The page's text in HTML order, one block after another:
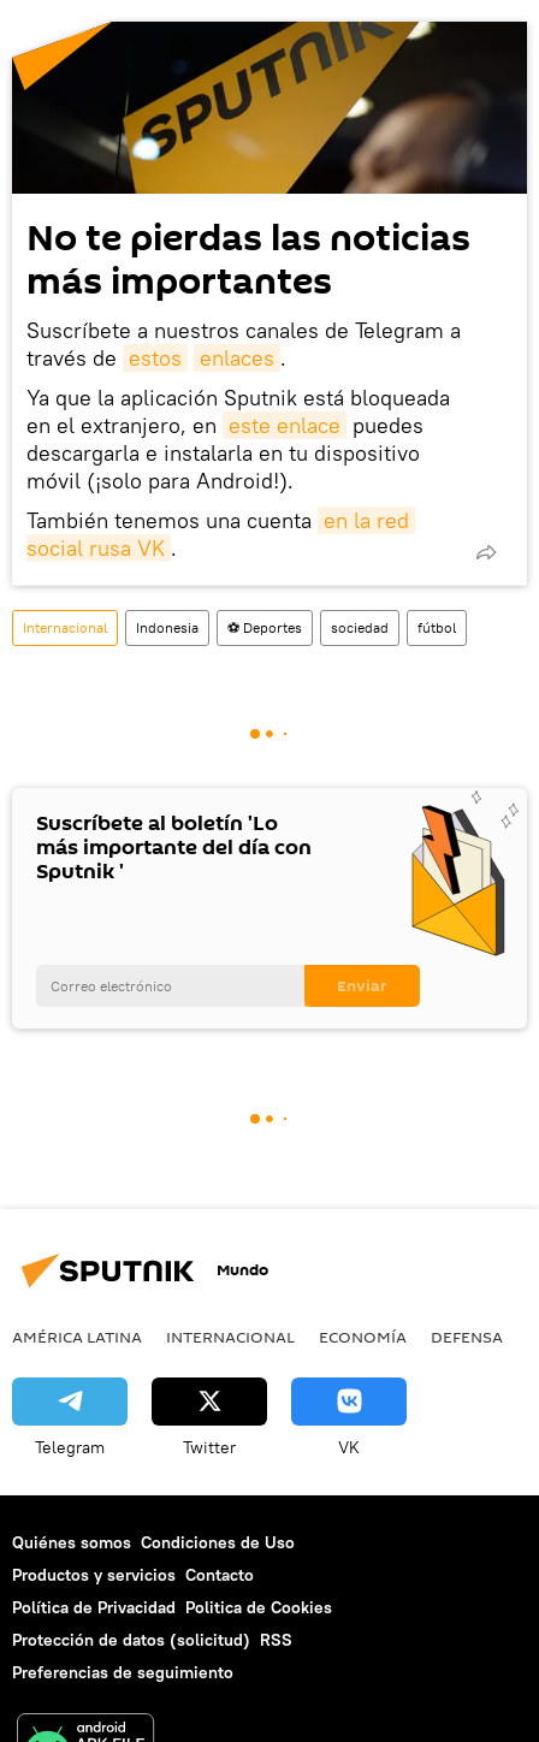
No te pierdas las noticias
más importantes
Suscríbete a nuestros canales de Telegram a
través de estos enlaces .
Ya que la aplicación Sputnik está bloqueada
en el extranjero, en este enlace puedes
descargarla e instalarla en tu dispositivo
móvil (¡solo para Android!).
También tenemos una cuenta en la red
social rusa VK .
Internacional Indonesia ⚽ Deportes sociedad fútbol
Suscríbete al boletín 'Lo
más importante del día con
Sputnik '
Mundo
AMÉRICA LATINA INTERNACIONAL ECONOMÍA DEFENSA
Telegram Twitter VK
Quiénes somos Condiciones de Uso
Productos y servicios Contacto
Política de Privacidad Politica de Cookies
Protección de datos (solicitud) RSS
Preferencias de seguimiento